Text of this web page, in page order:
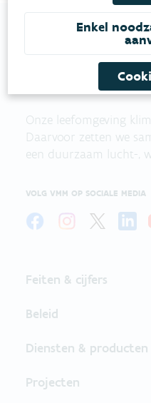
Onze leefomgeving
Daarvoor zetten we
een duurzaam lucht-,
VOLG VMM OP SOCIALE MEDIA
Feiten & cijfers
Beleid
Diensten & producten
Projecten
Enkel